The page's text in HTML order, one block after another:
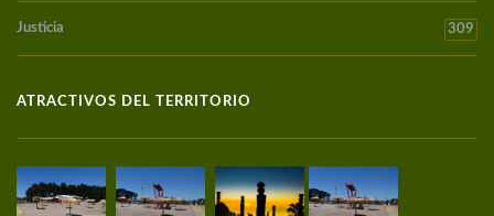
Justicia 309
ATRACTIVOS DEL TERRITORIO